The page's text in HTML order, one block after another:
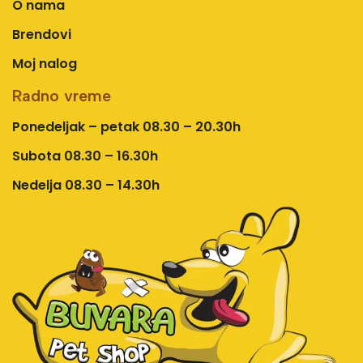
O nama
Brendovi
Moj nalog
Radno vreme
Ponedeljak – petak 08.30 – 20.30h
Subota 08.30 – 16.30h
Nedelja 08.30 – 14.30h